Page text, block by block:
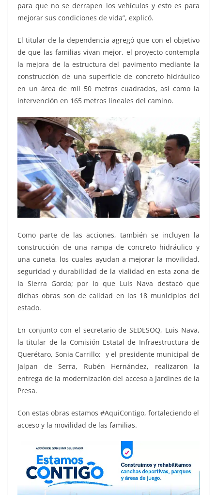
para que no se derrapen los vehículos y esto es para
mejorar sus condiciones de vida”, explicó.
El titular de la dependencia agregó que con el objetivo
de que las familias vivan mejor, el proyecto contempla
la mejora de la estructura del pavimento mediante la
construcción de una superficie de concreto hidráulico
en un área de mil 50 metros cuadrados, así como la
intervención en 165 metros lineales del camino.
Como parte de las acciones, también se incluyen la
construcción de una rampa de concreto hidráulico y
una cuneta, los cuales ayudan a mejorar la movilidad,
seguridad y durabilidad de la vialidad en esta zona de
la Sierra Gorda; por lo que Luis Nava destacó que
dichas obras son de calidad en los 18 municipios del
estado.
En conjunto con el secretario de SEDESOQ, Luis Nava,
la titular de la Comisión Estatal de Infraestructura de
Querétaro, Sonia Carrillo; y el presidente municipal de
Jalpan de Serra, Rubén Hernández, realizaron la
entrega de la modernización del acceso a Jardines de la
Presa.
Con estas obras estamos #AquiContigo, fortaleciendo el
acceso y la movilidad de las familias.